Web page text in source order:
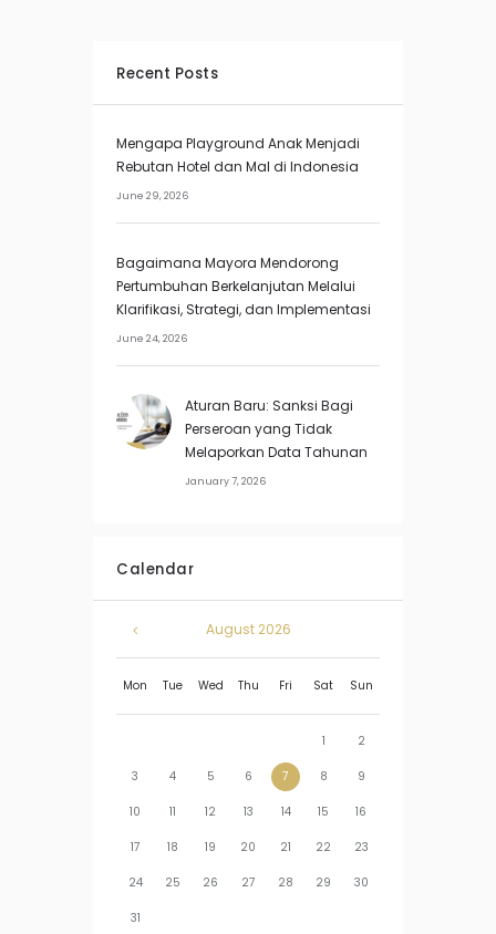
Recent Posts
Mengapa Playground Anak Menjadi
Rebutan Hotel dan Mal di Indonesia
June 29, 2026
Bagaimana Mayora Mendorong
Pertumbuhan Berkelanjutan Melalui
Klarifikasi, Strategi, dan Implementasi
June 24, 2026
Aturan Baru: Sanksi Bagi
Perseroan yang Tidak
Melaporkan Data Tahunan
January 7, 2026
Calendar
August 2026
Mon Tue Wed Thu Fri Sat Sun
1 2
3 4 5 6 7 8 9
10 11 12 13 14 15 16
17 18 19 20 21 22 23
24 25 26 27 28 29 30
31